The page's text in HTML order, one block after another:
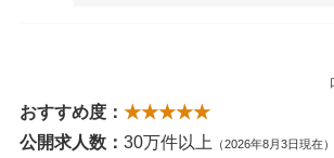
おすすめ度： ★★★★★
公開求人数： 30万件以上 （2026年8月3日現在）